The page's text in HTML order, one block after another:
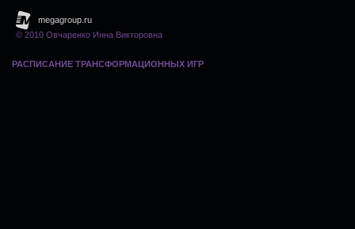
© 2010 Овчаренко Инна Викторовна
РАСПИСАНИЕ ТРАНСФОРМАЦИОННЫХ ИГР